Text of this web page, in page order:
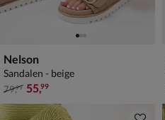
Nelson
Sandalen - beige
van € 79,99 voor € 55,99
79,99 55,99